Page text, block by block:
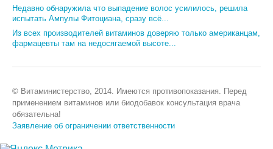
Недавно обнаружила что выпадение волос усилилось, решила
испытать Ампулы Фитоциана, сразу всё...
Из всех производителей витаминов доверяю только американцам,
фармацевты там на недосягаемой высоте...
© Витаминистерство, 2014. Имеются противопоказания. Перед
применением витаминов или биодобавок консультация врача
обязательна!
Заявление об ограничении ответственности